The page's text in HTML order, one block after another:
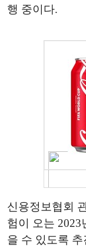
행 중이다.
신용정보협회
험이 오는
을 수 있도록